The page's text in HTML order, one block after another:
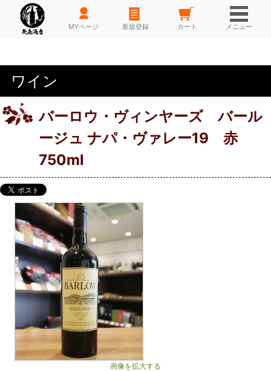
HOME MYページ 新規登録 カート メニュー
ワイン
バーロウ・ヴィンヤーズ バール
ージュ ナパ・ヴァレー19 赤
750ml
画像を拡大する